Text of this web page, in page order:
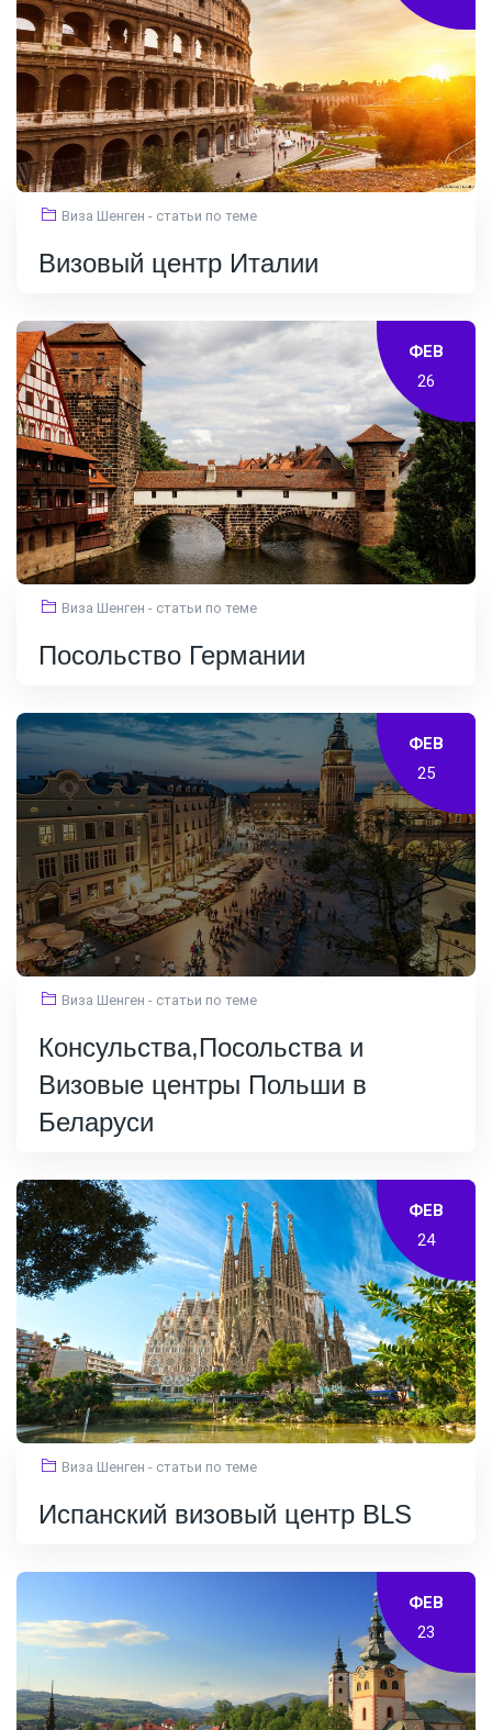
Виза Шенген - статьи по теме
Визовый центр Италии
ФЕВ
26
Виза Шенген - статьи по теме
Посольство Германии
ФЕВ
25
Виза Шенген - статьи по теме
Консульства,Посольства и
Визовые центры Польши в
Беларуси
ФЕВ
24
Виза Шенген - статьи по теме
Испанский визовый центр BLS
ФЕВ
23